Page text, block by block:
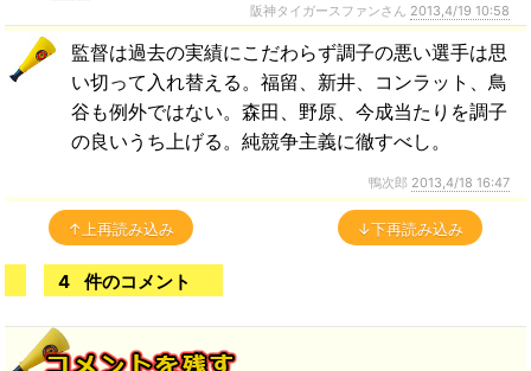
阪神タイガースファンさん 2013,4/19 10:58
監督は過去の実績にこだわらず調子の悪い選手は思
い切って入れ替える。福留、新井、コンラット、鳥
谷も例外ではない。森田、野原、今成当たりを調子
の良いうち上げる。純競争主義に徹すべし。
鴨次郎 2013,4/18 16:47
↑上再読み込み ↓下再読み込み
4 件のコメント